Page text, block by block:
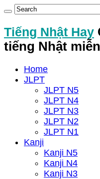
Tiếng Nhật Hay
tiếng Nhật
Home
JLPT
JLPT N5
JLPT N4
JLPT N3
JLPT N2
JLPT N1
Kanji
Kanji N5
Kanji N4
Kanji N3